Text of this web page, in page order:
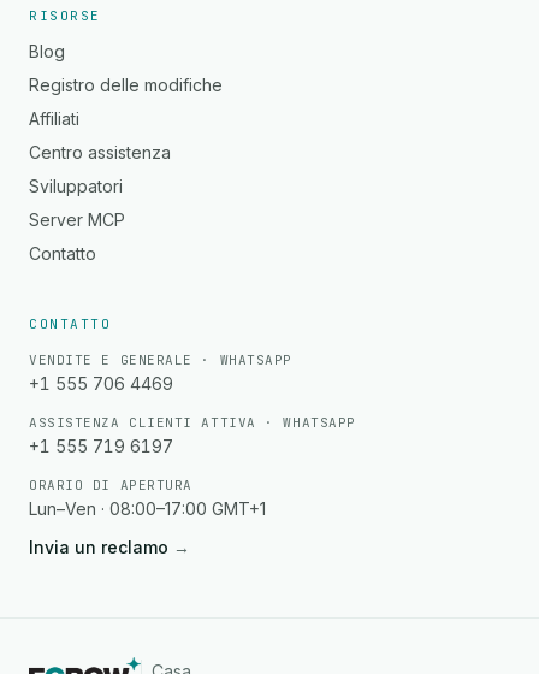
RISORSE
Blog
Registro delle modifiche
Affiliati
Centro assistenza
Sviluppatori
Server MCP
Contatto
CONTATTO
VENDITE E GENERALE · WHATSAPP
+1 555 706 4469
ASSISTENZA CLIENTI ATTIVA · WHATSAPP
+1 555 719 6197
ORARIO DI APERTURA
Lun–Ven · 08:00–17:00 GMT+1
Invia un reclamo →